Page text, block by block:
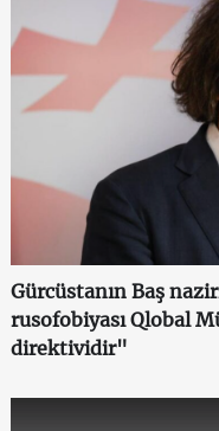
Gürcüstanın Baş
rusofobiyası Qlobal
direktividir"